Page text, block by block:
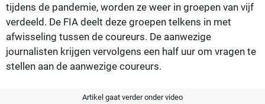
tijdens de pandemie, worden ze weer in groepen van vijf
verdeeld. De FIA deelt deze groepen telkens in met
afwisseling tussen de coureurs. De aanwezige
journalisten krijgen vervolgens een half uur om vragen te
stellen aan de aanwezige coureurs.
Artikel gaat verder onder video